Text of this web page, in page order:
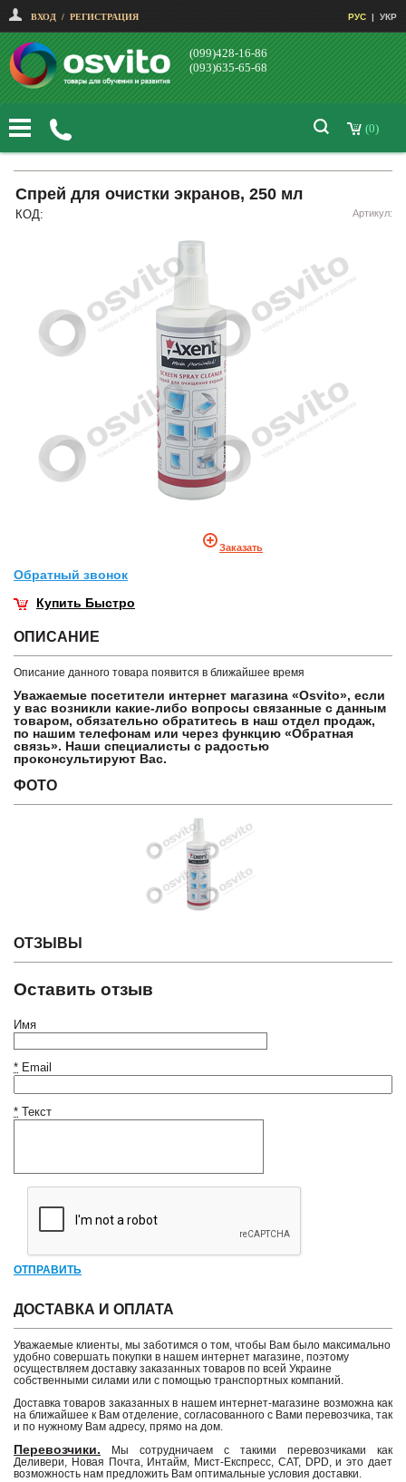
ВХОД / РЕГИСТРАЦИЯ РУС | УКР
(099)428-16-86
(093)635-65-68
(0)
Спрей для очистки экранов, 250 мл
КОД: Артикул:
Заказать
Обратный звонок
Купить Быстро
ОПИСАНИЕ
Описание данного товара появится в ближайшее время
Уважаемые посетители интернет магазина «Osvito», если
у вас возникли какие-либо вопросы связанные с данным
товаром, обязательно обратитесь в наш отдел продаж,
по нашим телефонам или через функцию «Обратная
связь». Наши специалисты с радостью
проконсультируют Вас.
ФОТО
ОТЗЫВЫ
Оставить отзыв
Имя
* Email
* Текст
ОТПРАВИТЬ
ДОСТАВКА И ОПЛАТА
Уважаемые клиенты, мы заботимся о том, чтобы Вам было максимально
удобно совершать покупки в нашем интернет магазине, поэтому
осуществляем доставку заказанных товаров по всей Украине
собственными силами или с помощью транспортных компаний.
Доставка товаров заказанных в нашем интернет-магазине возможна как
на ближайшее к Вам отделение, согласованного с Вами перевозчика, так
и по нужному Вам адресу, прямо на дом.
Перевозчики. Мы сотрудничаем с такими перевозчиками как
Деливери, Новая Почта, Интайм, Мист-Експресс, САТ, DPD, и это дает
возможность нам предложить Вам оптимальные условия доставки.